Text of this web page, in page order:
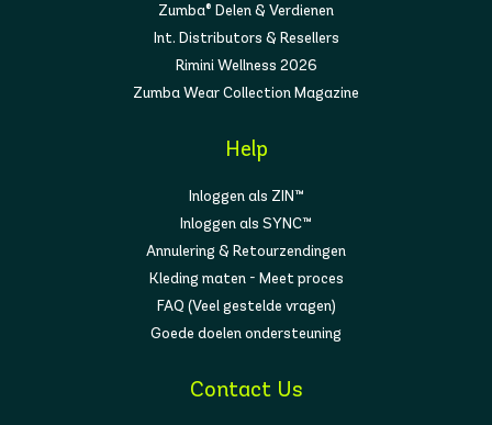
Zumba® Delen & Verdienen
Int. Distributors & Resellers
Rimini Wellness 2026
Zumba Wear Collection Magazine
Help
Inloggen als ZIN™
Inloggen als SYNC™
Annulering & Retourzendingen
Kleding maten - Meet proces
FAQ (Veel gestelde vragen)
Goede doelen ondersteuning
Contact Us